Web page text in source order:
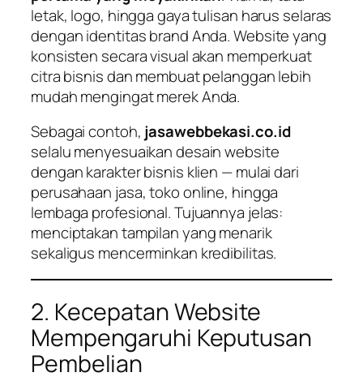
letak, logo, hingga gaya tulisan harus selaras
dengan identitas brand Anda. Website yang
konsisten secara visual akan memperkuat
citra bisnis dan membuat pelanggan lebih
mudah mengingat merek Anda.
Sebagai contoh, jasawebbekasi.co.id
selalu menyesuaikan desain website
dengan karakter bisnis klien — mulai dari
perusahaan jasa, toko online, hingga
lembaga profesional. Tujuannya jelas:
menciptakan tampilan yang menarik
sekaligus mencerminkan kredibilitas.
2. Kecepatan Website
Mempengaruhi Keputusan
Pembelian